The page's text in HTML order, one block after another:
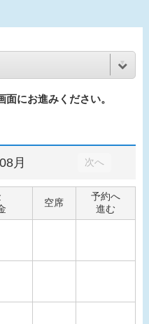
にお進みください。
月 次へ
空席
予約へ
進む